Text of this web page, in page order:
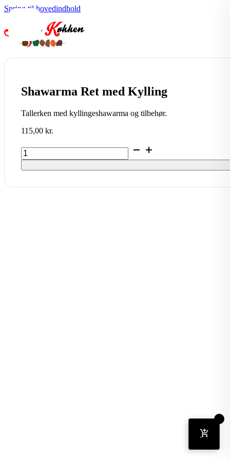
Spring til hovedindhold
Shawarma Ret med Kylling
Tallerken med kyllingeshawarma og tilbehør.
115,00 kr.
Shawarma
Ret